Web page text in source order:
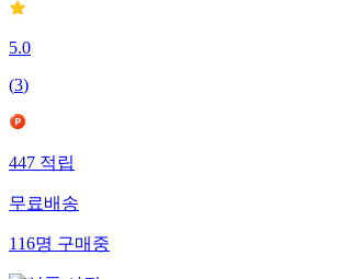
5.0
(3)
447적립
무료배송
116명구매중